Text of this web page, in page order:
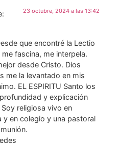
23 octubre, 2024 a las 13:42
que encontré la Lectio
fascina, me interpela.
desde Cristo. Dios
me la levantado en mis
EL ESPIRITU Santo los
y explicación
religiosa vivo en
y en colegio y una pastoral